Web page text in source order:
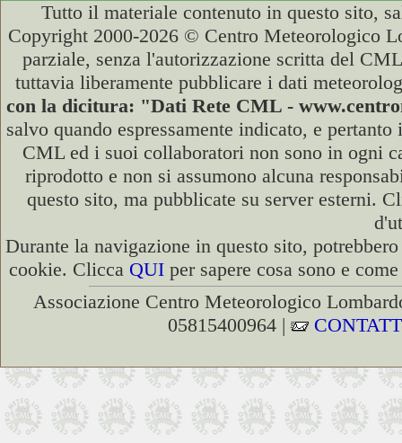
Tutto il materiale contenuto in questo sito,
Copyright 2000-2026 © Centro Meteorologico
parziale, senza l'autorizzazione scritta del
tuttavia liberamente pubblicare i dati
con la dicitura: "Dati Rete CML -
salvo quando espressamente indicato, e
CML ed i suoi collaboratori non sono in ogni
riprodotto e non si assumono alcuna
questo sito, ma pubblicate su server esterni.
Durante la navigazione in questo sito,
cookie. Clicca QUI per sapere cosa sono e
Associazione Centro Meteorologico
05815400964 |